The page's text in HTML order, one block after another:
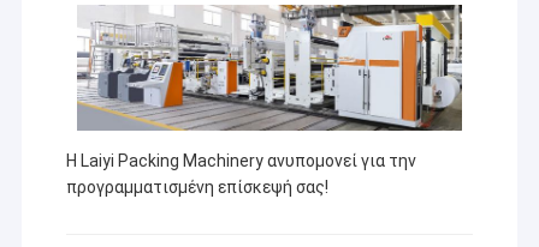
Σπίτι
Προϊόντα
Η Laiyi Packing Machinery ανυπομονεί για την
προγραμματισμένη επίσκεψή σας!
Η Jiangsu Laiyi Packing Machinery Co., Ltd ιδρύθηκε το
2007 και μετακόμισε στην επαρχία Jintan το 2015. The